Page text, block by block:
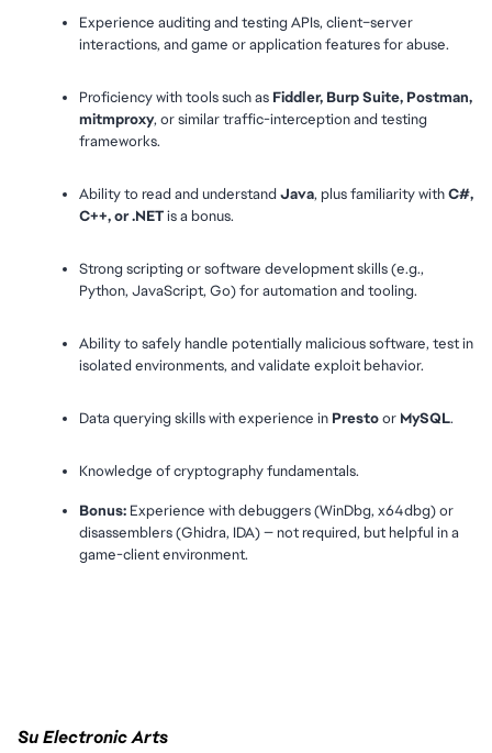
Experience auditing and testing APIs, client–server
interactions, and game or application features for abuse.
Proficiency with tools such as Fiddler, Burp Suite, Postman,
mitmproxy, or similar traffic-interception and testing
frameworks.
Ability to read and understand Java, plus familiarity with C#,
C++, or .NET is a bonus.
Strong scripting or software development skills (e.g.,
Python, JavaScript, Go) for automation and tooling.
Ability to safely handle potentially malicious software, test in
isolated environments, and validate exploit behavior.
Data querying skills with experience in Presto or MySQL.
Knowledge of cryptography fundamentals.
Bonus: Experience with debuggers (WinDbg, x64dbg) or
disassemblers (Ghidra, IDA) — not required, but helpful in a
game-client environment.
Su Electronic Arts